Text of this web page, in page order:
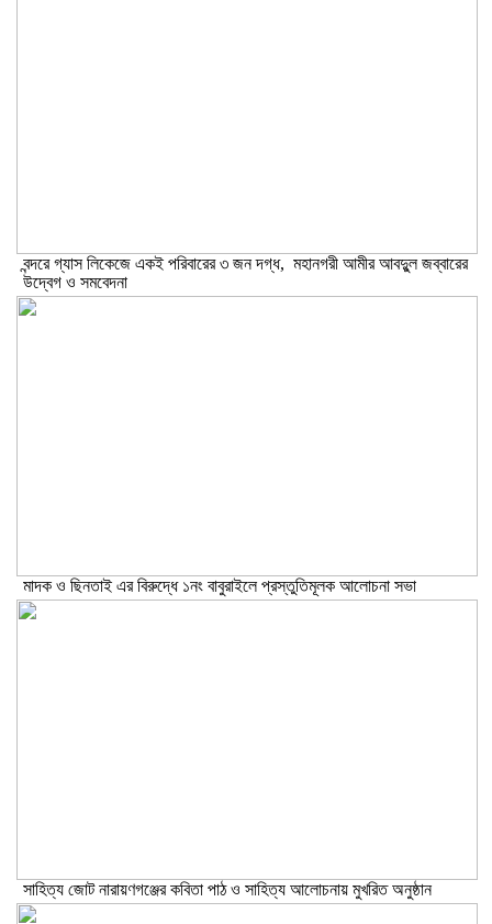
বন্দরে গ্যাস লিকেজে একই পরিবারের ৩ জন দগ্ধ, মহানগরী আমীর আবদুুল জব্বারের
উদ্বেগ ও সমবেদনা
মাদক ও ছিনতাই এর বিরুদ্ধে ১নং বাবুরাইলে প্রস্তুতিমূলক আলোচনা সভা
সাহিত্য জোট নারায়ণগঞ্জের কবিতা পাঠ ও সাহিত্য আলোচনায় মুখরিত অনুষ্ঠান